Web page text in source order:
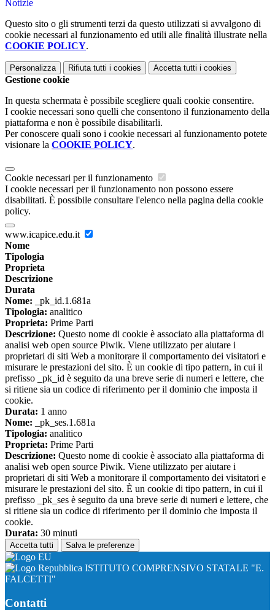
Notizie
Questo sito o gli strumenti terzi da questo utilizzati si avvalgono di
cookie necessari al funzionamento ed utili alle finalità illustrate nella
COOKIE POLICY.
Personalizza Rifiuta tutti i cookies Accetta tutti i cookies
Gestione cookie
In questa schermata è possibile scegliere quali cookie consentire.
I cookie necessari sono quelli che consentono il funzionamento della
piattaforma e non è possibile disabilitarli.
Per conoscere quali sono i cookie necessari al funzionamento potete
visionare la COOKIE POLICY.
Cookie necessari per il funzionamento
I cookie necessari per il funzionamento non possono essere
disabilitati. È possibile consultare l'elenco nella pagina della cookie
policy.
www.icapice.edu.it
Nome
Tipologia
Proprieta
Descrizione
Durata
Nome: _pk_id.1.681a
Tipologia: analitico
Proprieta: Prime Parti
Descrizione: Questo nome di cookie è associato alla piattaforma di
analisi web open source Piwik. Viene utilizzato per aiutare i
proprietari di siti Web a monitorare il comportamento dei visitatori e
misurare le prestazioni del sito. È un cookie di tipo pattern, in cui il
prefisso _pk_id è seguito da una breve serie di numeri e lettere, che
si ritiene sia un codice di riferimento per il dominio che imposta il
cookie.
Durata: 1 anno
Nome: _pk_ses.1.681a
Tipologia: analitico
Proprieta: Prime Parti
Descrizione: Questo nome di cookie è associato alla piattaforma di
analisi web open source Piwik. Viene utilizzato per aiutare i
proprietari di siti Web a monitorare il comportamento dei visitatori e
misurare le prestazioni del sito. È un cookie di tipo pattern, in cui il
prefisso _pk_ses è seguito da una breve serie di numeri e lettere, che
si ritiene sia un codice di riferimento per il dominio che imposta il
cookie.
Durata: 30 minuti
Accetta tutti Salva le preferenze
ISTITUTO COMPRENSIVO STATALE "E.
FALCETTI"
Contatti